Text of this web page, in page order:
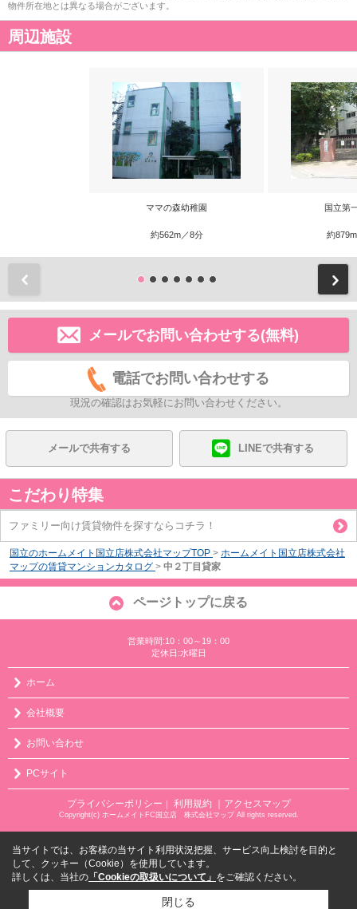
物件所在地とは異なる場合がございます。
周辺施設
ママの森幼稚園
約562m／8分
国立第
約
メールでお問い合わせする(無料)
電話でお問い合わせする
現況の確認はお気軽にお問い合わせください。
メールで共有する LINEで共有する
こだわり特集
ファミリー向け賃貸物件を探すならコチラ！
国立のホームメイト国立店株式会社マップTOP > ホームメイト国立店株式会社
マップの賃貸マンションカタログ > 中２丁目貸家
ページトップに戻る
営業時間:10：00～19：00
定休日:水曜日
ホーム
会社概要
お問い合わせ
PCサイト
プライバシーポリシー 利用規約 ｜アクセスマップ
Copyright(c) ホームメイトFC国立店 株式会社マップ All rights reserved.
当サイトでは、お客様の当サイト利用状況把握、サービス向上検討を目的と
して、クッキー（Cookie）を使用しています。
詳しくは、当社の 「Cookieの取扱いについて」 をご確認ください。
閉じる